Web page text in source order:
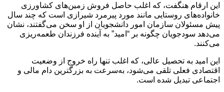
این ارقام هنگفت، که اغلب حاصل فروش زمین‌های کشاورزی
خانواده‌های روستایی مانند مورد پیرمرد شیرازی است که چند سال
پیش مسئولان سازمان امور دانشجویان از او سخن می‌گفتند، نشان
می‌دهد سودجویان چگونه بر “امید” به آینده فرزندان طعمه‌ریزی
می‌کنند.
این امید به تحصیل عالی، که اغلب تنها راه خروج از وضعیت
اقتصادی فعلی تلقی می‌شود، به‌سرعت به بزرگترین دام مالی و
اجتماعی تبدیل شده است.